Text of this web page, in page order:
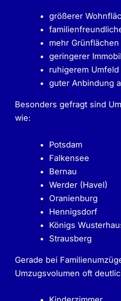
größerer
mehr Grünflächen
geringerer
ruhigerem Umfeld
guter Anbindung
Besonders gefragt sind
wie:
Potsdam
Falkensee
Bernau
Werder (Havel)
Oranienburg
Hennigsdorf
Königs
Strausberg
Gerade bei
Umzugsvolumen oft